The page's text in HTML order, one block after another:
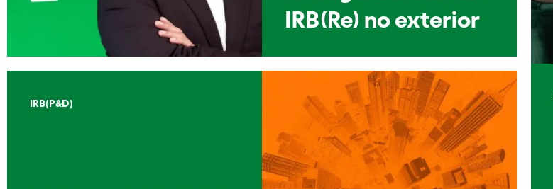
IRB(Re) no exterior
IRB(P&D)